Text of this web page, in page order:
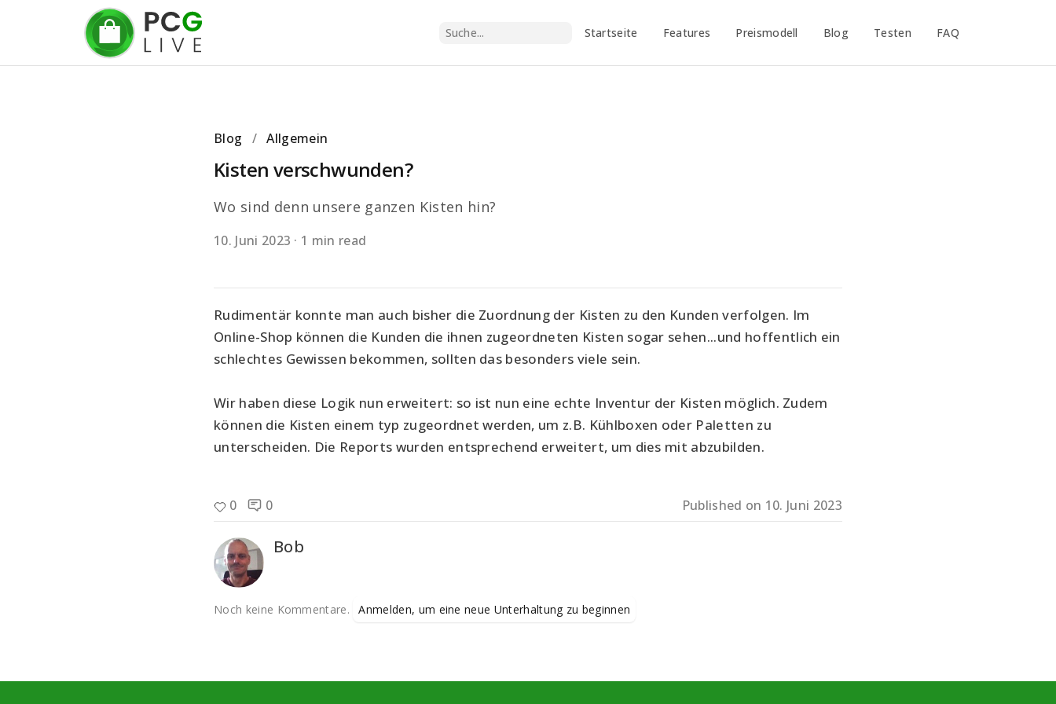
Startseite Features Preismodell Blog Testen FAQ
Blog / Allgemein
Kisten verschwunden?
Wo sind denn unsere ganzen Kisten hin?
10. Juni 2023 · 1 min read
Rudimentär konnte man auch bisher die Zuordnung der Kisten zu den Kunden verfolgen. Im
Online-Shop können die Kunden die ihnen zugeordneten Kisten sogar sehen...und hoffentlich ein
schlechtes Gewissen bekommen, sollten das besonders viele sein.
Wir haben diese Logik nun erweitert: so ist nun eine echte Inventur der Kisten möglich. Zudem
können die Kisten einem typ zugeordnet werden, um z.B. Kühlboxen oder Paletten zu
unterscheiden. Die Reports wurden entsprechend erweitert, um dies mit abzubilden.
0 0 Published on 10. Juni 2023
Bob
Noch keine Kommentare. Anmelden, um eine neue Unterhaltung zu beginnen